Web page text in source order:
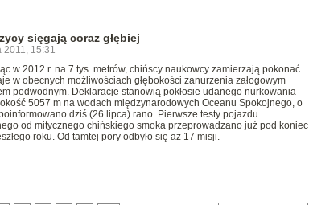
sięgają coraz głębiej
2011, 15:31
w 2012 r. na 7 tys. metrów, chińscy naukowcy zamierzają pokonać
w obecnych możliwościach głębokości zanurzenia załogowym
podwodnym. Deklaracje stanowią pokłosie udanego nurkowania
5057 m na wodach międzynarodowych Oceanu Spokojnego, o
dziś (26 lipca) rano. Pierwsze testy pojazdu
od mitycznego chińskiego smoka przeprowadzano już pod koniec
roku. Od tamtej pory odbyło się aż 17 misji.